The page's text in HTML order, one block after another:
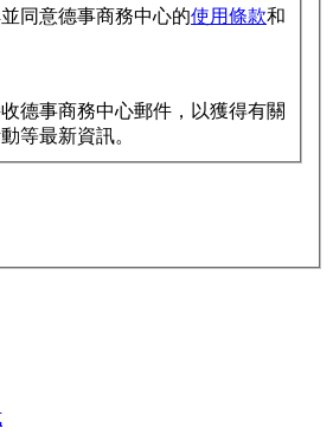
同意德事商務中心的使用條款和
德事商務中心郵件，以獲得有關
等最新資訊。